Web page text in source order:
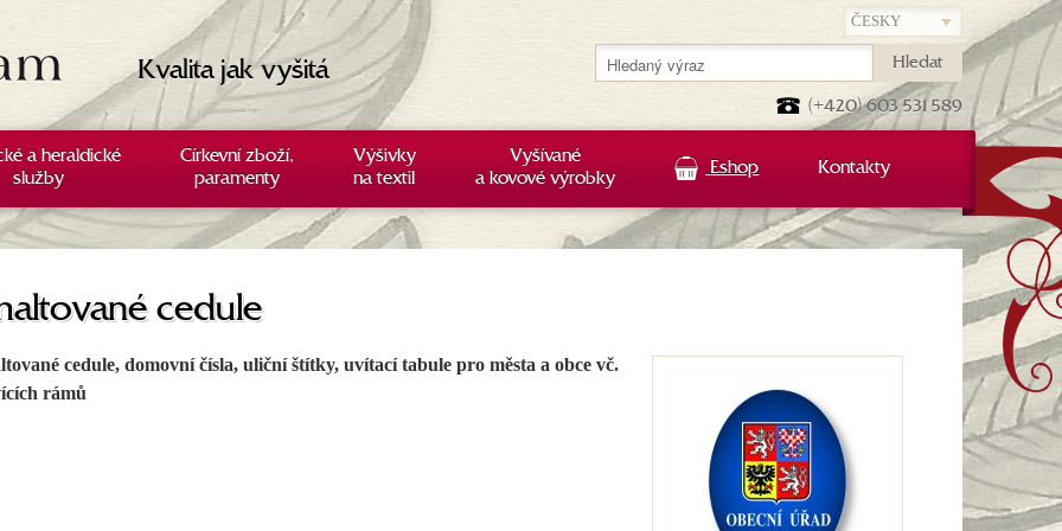
Kvalita jak vyšitá
cedule
cedule, domovní čísla, uliční štítky, uvítací tabule pro města a obce vč.
rámů
a heraldické
služby
Církevní zboží,
paramenty
Výšivky
na textil
Vyšívané
a kovové výrobky
Eshop Kontakty
(+420) 603 531 589
Hledat